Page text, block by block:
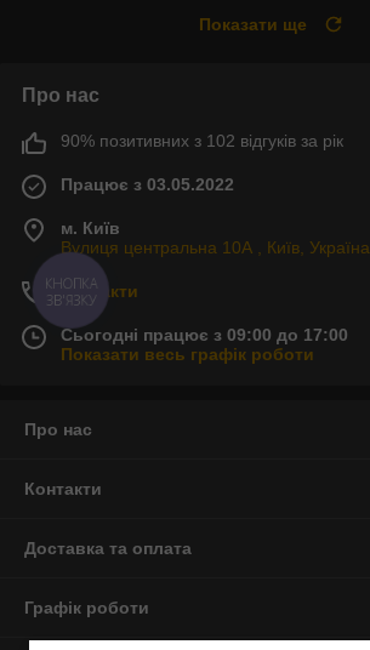
Показати ще
Про нас
90% позитивних з 102 відгуків за рік
Працює з 03.05.2022
м. Київ
Вулиця центральна 10А , Київ, Україна
Контакти
Сьогодні працює з 09:00 до 17:00
Показати весь графік роботи
Про нас
Контакти
Доставка та оплата
Графік роботи
КНОПКА
ЗВ'ЯЗКУ